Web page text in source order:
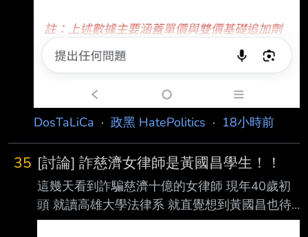
DosTaLiCa · 政黑 HatePolitics · 18小時前
35 [討論] 詐慈濟女律師是黃國昌學生！！
這幾天看到詐騙慈濟十億的女律師 現年40歲初
頭 就讀高雄大學法律系 就直覺想到黃國昌也待
過 時間還很吻合 好奇黃國昌會怎麼評論 結果剛